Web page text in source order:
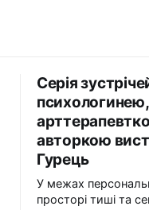
Серія
психологинею,
авторкою
Гурець
У межах
просторі тиші та